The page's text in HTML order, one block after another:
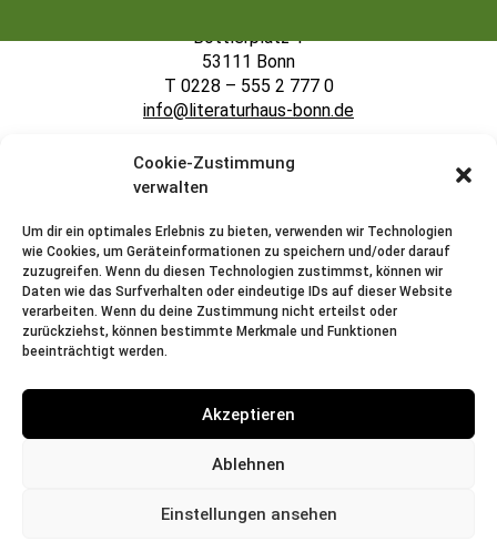
Cookie-Zustimmung
verwalten
Um dir ein optimales Erlebnis zu bieten, verwenden wir Technologien
wie Cookies, um Geräteinformationen zu speichern und/oder darauf
zuzugreifen. Wenn du diesen Technologien zustimmst, können wir
Daten wie das Surfverhalten oder eindeutige IDs auf dieser Website
verarbeiten. Wenn du deine Zustimmung nicht erteilst oder
zurückziehst, können bestimmte Merkmale und Funktionen
beeinträchtigt werden.
Akzeptieren
Ablehnen
Einstellungen ansehen
Bottlerplatz 1
53111 Bonn
T 0228 – 555 2 777 0
info@literaturhaus-bonn.de
IMPRESSUM DATENSCHUTZ
2023 © Literaturhaus Bonn e.V.